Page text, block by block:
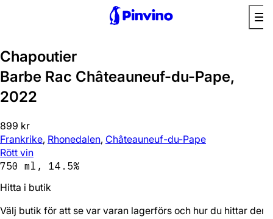
Chapoutier
Barbe Rac Châteauneuf-du-Pape,
2022
899 kr
Frankrike, Rhonedalen, Châteauneuf-du-Pape
Rött vin
750 ml, 14.5%
Hitta i butik
Välj butik för att se var varan lagerförs och hur du hittar den.